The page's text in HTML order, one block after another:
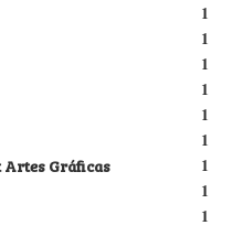
1
1
1
1
1
1
1
Artes Gráficas
1
1